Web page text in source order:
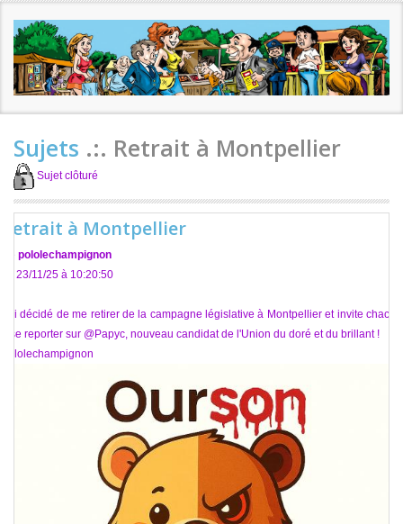
Sujets .:. Retrait à Montpellier
Sujet clôturé
Retrait à Montpellier
pololechampignon
Le 23/11/25 à 10:20:50
J'ai décidé de me retirer de la campagne législative à Montpellier et invite chacun
à se reporter sur @Papyc, nouveau candidat de l'Union du doré et du brillant !
Pololechampignon